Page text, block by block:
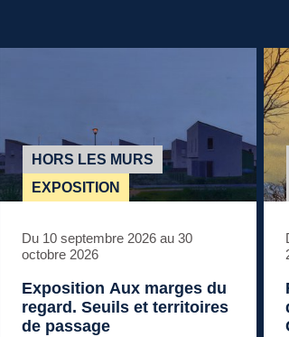
HORS LES MURS
EXPOSITION
Du 10 septembre 2026 au 30
octobre 2026
ExpositionAux marges du
regard. Seuils et territoires
de passage